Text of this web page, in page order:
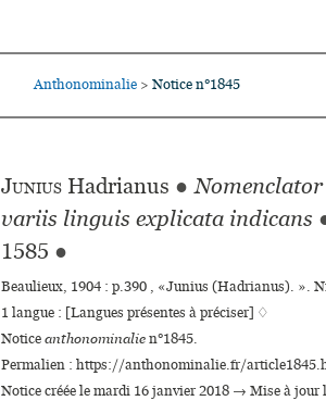
Anthonominalie > Notice n°1845
Junius Hadrianus ●
variis linguis explicata indicans
1585 ●
Beaulieux, 1904 : p.390 , «Junius (Hadrianus). ».
1 langue : [Langues présentes à préciser] ♢
Noticeanthonominalien°1845.
Permalien : https://anthonominalie.fr/
Notice créée le mardi 16 janvier 2018 → Mise à jour